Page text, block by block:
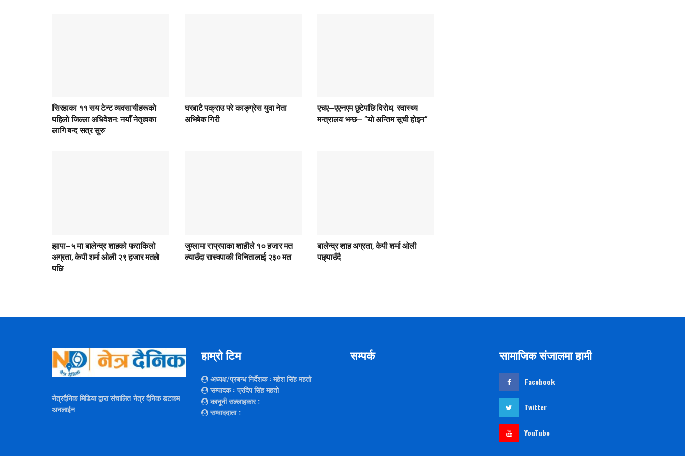
सिरहाका ११ सय टेन्ट व्यवसायीहरूको
पहिलो जिल्ला अधिवेशन: नयाँ नेतृत्वका
लागि बन्द सत्र सुरु
घरबाटै पक्राउ परे काङ्ग्रेस युवा नेता
अभिषेक गिरी
एचए–एएनएम छुटेपछि विरोध, स्वास्थ्य
मन्त्रालय भन्छ– “यो अन्तिम सूची होइन”
झापा–५ मा बालेन्द्र शाहको फराकिलो
अग्रता, केपी शर्मा ओली २९ हजार मतले
पछि
जुम्लामा राप्रपाका शाहीले १० हजार मत
ल्याउँदा रास्वपाकी विनितालाई २३० मत
बालेन्द्र शाह अग्रता, केपी शर्मा ओली
पछ्याउँदै
नेत्रदैनिक मिडिया द्वारा संचालित नेत्र दैनिक डटकम
अनलाईन
हाम्रो टिम
अध्यक्ष/प्रबन्ध निर्देशक: महेश सिंह महतो
सम्पादक: प्रदिप सिंह महतो
कानूनी सल्लाहकार:
सम्वाददाता:
सम्पर्क सामाजिक संजालमा हामी
Facebook
Twitter
YouTube